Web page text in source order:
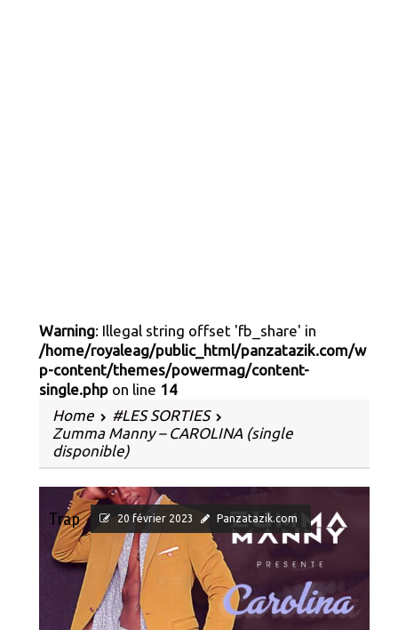
Warning: Illegal string offset 'fb_share' in
/home/royaleag/public_html/panzatazik.com/w
p-content/themes/powermag/content-
single.php on line 14
Home
#LES SORTIES
Zumma Manny – CAROLINA (single
disponible)
Trap 20 février 2023 Panzatazik.com